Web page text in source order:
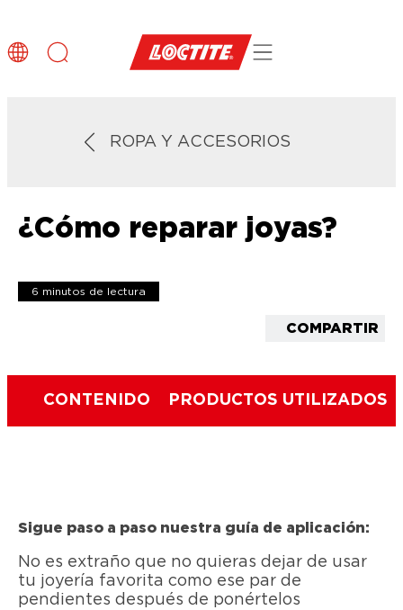
ROPA Y ACCESORIOS
¿Cómo reparar joyas?
6 minutos de lectura
COMPARTIR
CONTENIDO PRODUCTOS UTILIZADOS
Sigue paso a paso nuestra guía de aplicación:
No es extraño que no quieras dejar de usar
tu joyería favorita como ese par de
pendientes después de ponértelos